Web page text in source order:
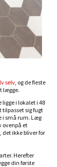
selv, og de fleste
lægge.
i lokalet i 48
tilpasset sig fugt
i små rum. Læg
ovenpå et
det ikke bliver for
Herefter
din første